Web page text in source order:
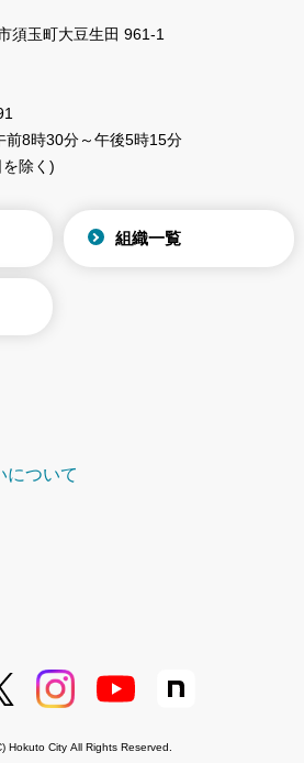
玉町大豆生田 961-1
8時30分～午後5時15分
除く)
組織一覧
について
Hokuto City All Rights Reserved.